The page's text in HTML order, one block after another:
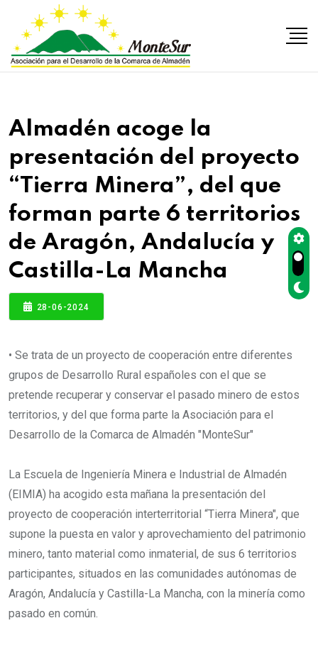
Almadén acoge la
presentación del proyecto
“Tierra Minera”, del que
forman parte 6 territorios
de Aragón, Andalucía y
Castilla-La Mancha
28-06-2024
• Se trata de un proyecto de cooperación entre diferentes
grupos de Desarrollo Rural españoles con el que se
pretende recuperar y conservar el pasado minero de estos
territorios, y del que forma parte la Asociación para el
Desarrollo de la Comarca de Almadén "MonteSur"
La Escuela de Ingeniería Minera e Industrial de Almadén
(EIMIA) ha acogido esta mañana la presentación del
proyecto de cooperación interterritorial “Tierra Minera", que
supone la puesta en valor y aprovechamiento del patrimonio
minero, tanto material como inmaterial, de sus 6 territorios
participantes, situados en las comunidades autónomas de
Aragón, Andalucía y Castilla-La Mancha, con la minería como
pasado en común.